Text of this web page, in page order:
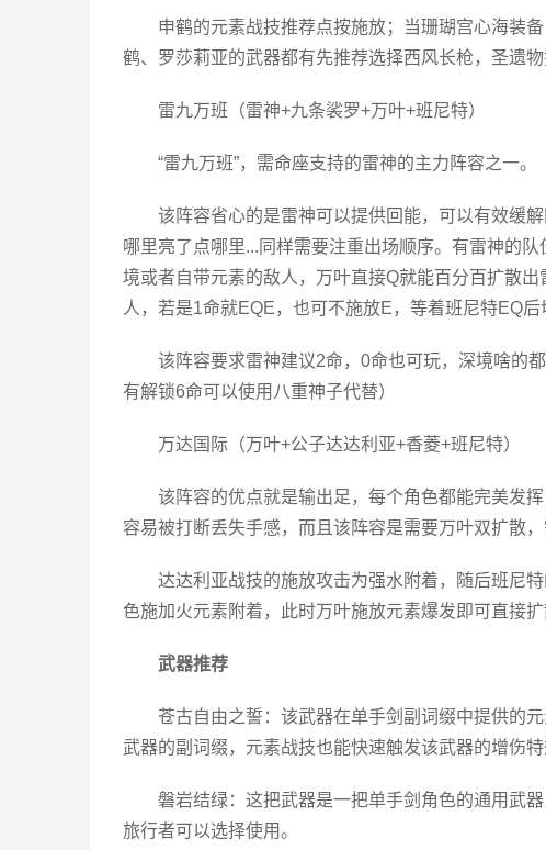
申鹤的元素战技推荐点按施放；当珊瑚宫心海装
鹤、罗莎莉亚的武器都有先推荐选择西风长枪，圣遗
雷九万班（雷神+九条裟罗+万叶+班尼特）
“雷九万班”，需命座支持的雷神的主力阵容之一。
该阵容省心的是雷神可以提供回能，可以有效缓
哪里亮了点哪里...同样需要注重出场顺序。有雷神的
境或者自带元素的敌人，万叶直接Q就能百分百扩散
人，若是1命就EQE，也可不施放E，等着班尼特EQ
该阵容要求雷神建议2命，0命也可玩，深境啥的
有解锁6命可以使用八重神子代替）
万达国际（万叶+公子达达利亚+香菱+班尼特）
该阵容的优点就是输出足，每个角色都能完美发
容易被打断丢失手感，而且该阵容是需要万叶双扩散
达达利亚战技的施放攻击为强水附着，随后班尼
色施加火元素附着，此时万叶施放元素爆发即可直接扩
武器推荐
苍古自由之誓：该武器在单手剑副词缀中提供的
武器的副词缀，元素战技也能快速触发该武器的增伤特
磐岩结绿：这把武器是一把单手剑角色的通用武
旅行者可以选择使用。